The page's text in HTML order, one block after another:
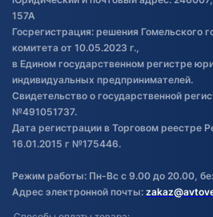
Постановка транспорта на учет
Обновления в ЭПТС 2024
157А
Госрегистрация: решения Гомельского
комитета от 10.05.2023 г.,
в Едином государственном регистре
индивидуальных предпринимателей.
Свидетельство о государственной
№491051737.
Дата регистрации в Торговом реестре
16.01.2015 г №175446.
Режим работы: Пн-Вс с 9.00 до 20.00,
Адрес электронной почты: